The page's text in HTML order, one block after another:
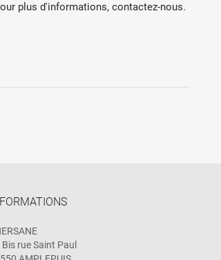
plus d'informations, contactez-nous.
rue Saint Paul